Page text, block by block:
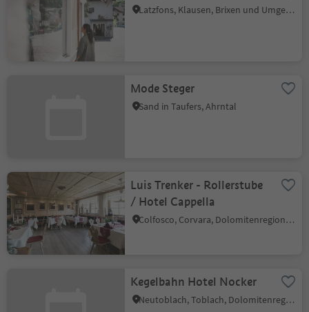
Latzfons, Klausen, Brixen und Umgebung
Mode Steger
Sand in Taufers, Ahrntal
Luis Trenker - Rollerstube
/ Hotel Cappella
Colfosco, Corvara, Dolomitenregion Alta Badia
Kegelbahn Hotel Nocker
Neutoblach, Toblach, Dolomitenregion 3 Zinnen